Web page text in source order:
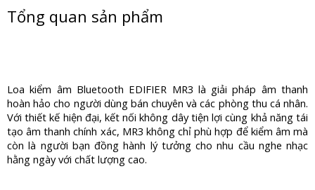
Tổng quan sản phẩm
Loa kiểm âm Bluetooth EDIFIER MR3 là giải pháp âm thanh
hoàn hảo cho người dùng bán chuyên và các phòng thu cá nhân.
Với thiết kế hiện đại, kết nối không dây tiện lợi cùng khả năng tái
tạo âm thanh chính xác, MR3 không chỉ phù hợp để kiểm âm mà
còn là người bạn đồng hành lý tưởng cho nhu cầu nghe nhạc
hằng ngày với chất lượng cao.